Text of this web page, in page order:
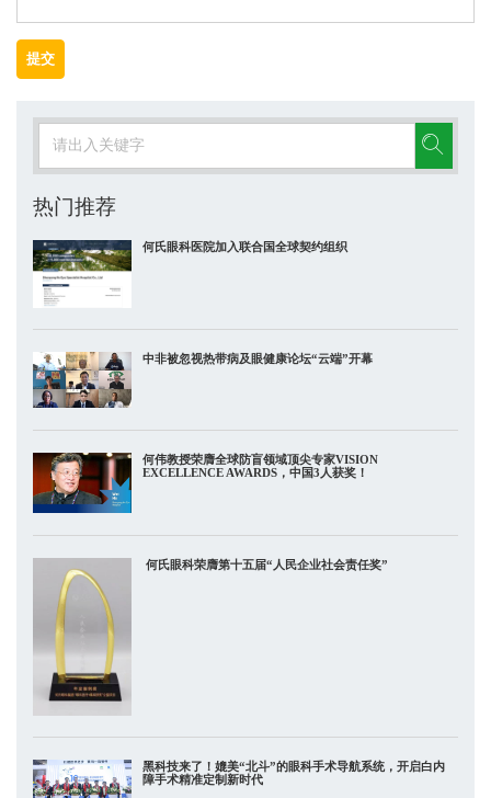
提交
热门推荐
何氏眼科医院加入联合国全球契约组织
中非被忽视热带病及眼健康论坛“云端”开幕
何伟教授荣膺全球防盲领域顶尖专家VISION
EXCELLENCE AWARDS，中国3人获奖！
​ 何氏眼科荣膺第十五届“人民企业社会责任奖”
黑科技来了！媲美“北斗”的眼科手术导航系统，开启白内
障手术精准定制新时代